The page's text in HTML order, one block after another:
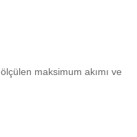
maksimum akımı ve